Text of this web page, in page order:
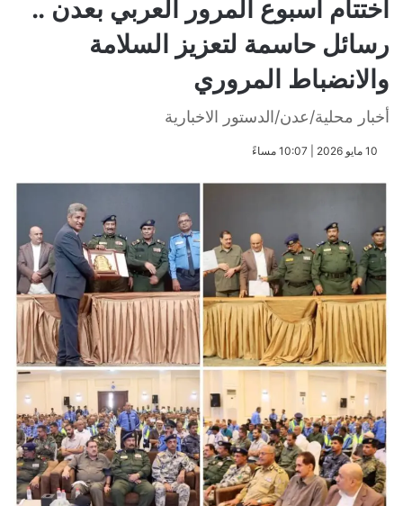
اختتام أسبوع المرور العربي بعدن ..
رسائل حاسمة لتعزيز السلامة
والانضباط المروري
أخبار محلية/عدن/الدستور الاخبارية
​10 مايو 2026 | 10:07 مساءً